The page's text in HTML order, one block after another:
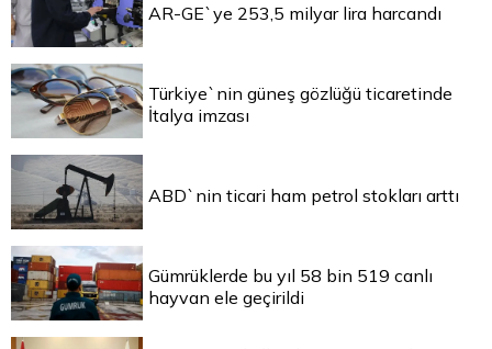
AR-GE`ye 253,5 milyar lira harcandı
Türkiye`nin güneş gözlüğü ticaretinde
İtalya imzası
ABD`nin ticari ham petrol stokları arttı
Gümrüklerde bu yıl 58 bin 519 canlı
hayvan ele geçirildi